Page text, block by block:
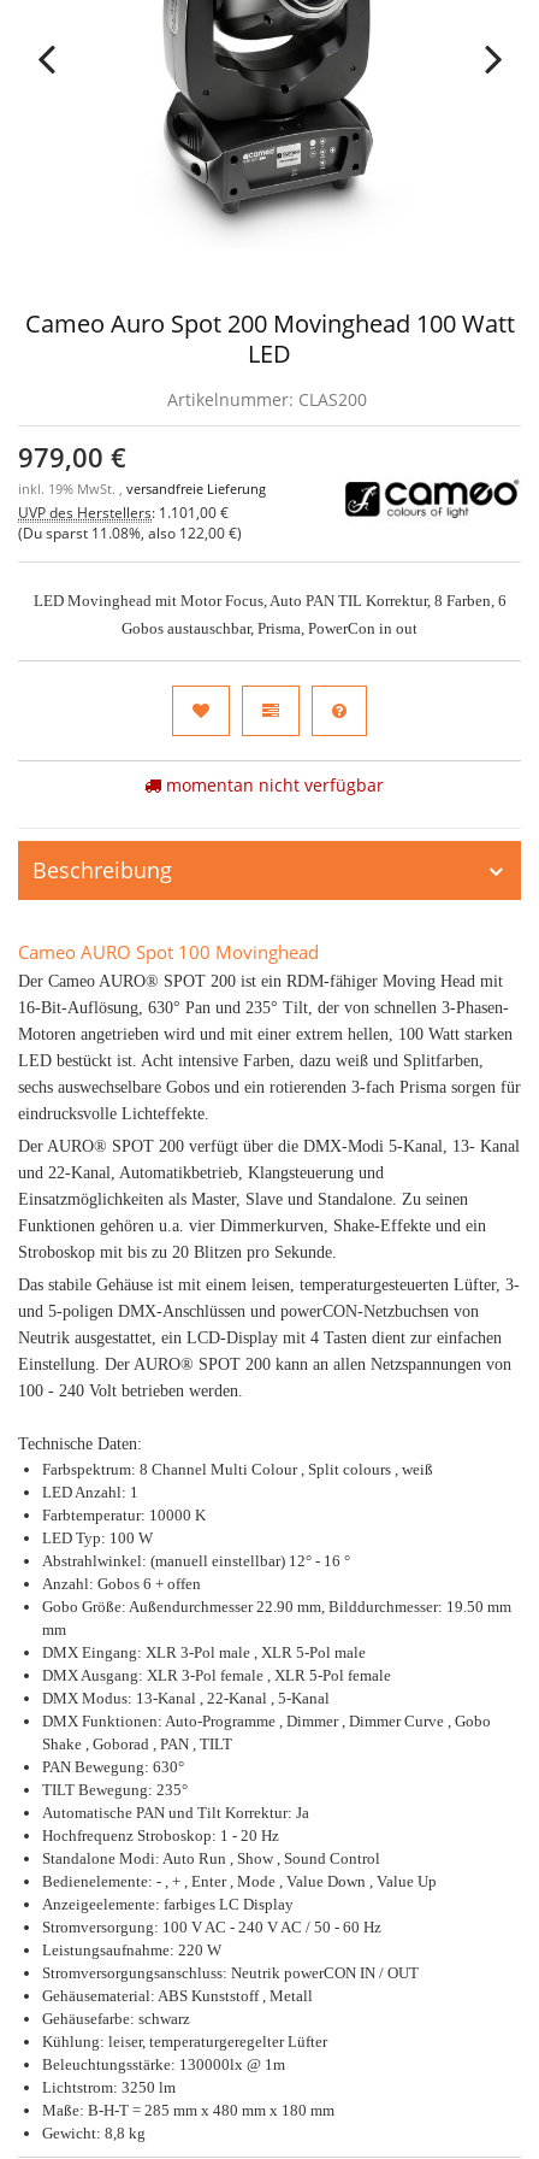
Cameo Auro Spot 200 Movinghead 100 Watt
LED
Artikelnummer: CLAS200
979,00 €
inkl. 19% MwSt. , versandfreie Lieferung
UVP des Herstellers: 1.101,00 €
(Du sparst 11.08% , also 122,00 €)
LED Movinghead mit Motor Focus, Auto PAN TIL Korrektur, 8 Farben, 6
Gobos austauschbar, Prisma, PowerCon in out
momentan nicht verfügbar
Beschreibung
Cameo AURO Spot 100 Movinghead
Der Cameo AURO® SPOT 200 ist ein RDM-fähiger Moving Head mit
16-Bit-Auflösung, 630° Pan und 235° Tilt, der von schnellen 3-Phasen-
Motoren angetrieben wird und mit einer extrem hellen, 100 Watt starken
LED bestückt ist. Acht intensive Farben, dazu weiß und Splitfarben,
sechs auswechselbare Gobos und ein rotierenden 3-fach Prisma sorgen für
eindrucksvolle Lichteffekte.
Der AURO® SPOT 200 verfügt über die DMX-Modi 5-Kanal, 13- Kanal
und 22-Kanal, Automatikbetrieb, Klangsteuerung und
Einsatzmöglichkeiten als Master, Slave und Standalone. Zu seinen
Funktionen gehören u.a. vier Dimmerkurven, Shake-Effekte und ein
Stroboskop mit bis zu 20 Blitzen pro Sekunde.
Das stabile Gehäuse ist mit einem leisen, temperaturgesteuerten Lüfter, 3-
und 5-poligen DMX-Anschlüssen und powerCON-Netzbuchsen von
Neutrik ausgestattet, ein LCD-Display mit 4 Tasten dient zur einfachen
Einstellung. Der AURO® SPOT 200 kann an allen Netzspannungen von
100 - 240 Volt betrieben werden.
Technische Daten:
Farbspektrum: 8 Channel Multi Colour , Split colours , weiß
LED Anzahl: 1
Farbtemperatur: 10000 K
LED Typ: 100 W
Abstrahlwinkel: (manuell einstellbar) 12° - 16 °
Anzahl: Gobos 6 + offen
Gobo Größe: Außendurchmesser 22.90 mm, Bilddurchmesser: 19.50 mm
mm
DMX Eingang: XLR 3-Pol male , XLR 5-Pol male
DMX Ausgang: XLR 3-Pol female , XLR 5-Pol female
DMX Modus: 13-Kanal , 22-Kanal , 5-Kanal
DMX Funktionen: Auto-Programme , Dimmer , Dimmer Curve , Gobo
Shake , Goborad , PAN , TILT
PAN Bewegung: 630°
TILT Bewegung: 235°
Automatische PAN und Tilt Korrektur: Ja
Hochfrequenz Stroboskop: 1 - 20 Hz
Standalone Modi: Auto Run , Show , Sound Control
Bedienelemente: - , + , Enter , Mode , Value Down , Value Up
Anzeigeelemente: farbiges LC Display
Stromversorgung: 100 V AC - 240 V AC / 50 - 60 Hz
Leistungsaufnahme: 220 W
Stromversorgungsanschluss: Neutrik powerCON IN / OUT
Gehäusematerial: ABS Kunststoff , Metall
Gehäusefarbe: schwarz
Kühlung: leiser, temperaturgeregelter Lüfter
Beleuchtungsstärke: 130000lx @ 1m
Lichtstrom: 3250 lm
Maße: B-H-T = 285 mm x 480 mm x 180 mm
Gewicht: 8,8 kg